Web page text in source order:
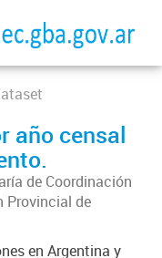
año censal
de Coordinación
Provincial de
en Argentina y